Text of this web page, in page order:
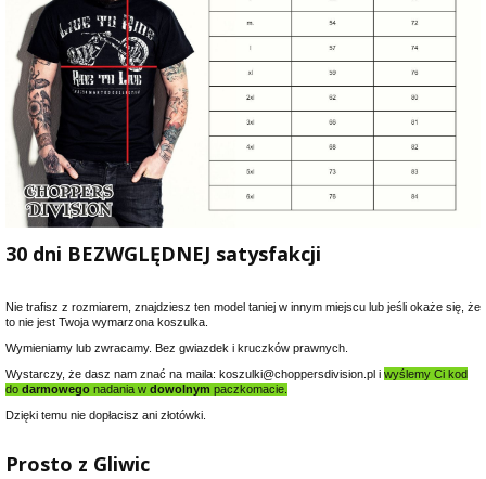
30 dni BEZWGLĘDNEJ satysfakcji
Nie trafisz z rozmiarem, znajdziesz ten model taniej w innym miejscu lub jeśli okaże się, że
to nie jest Twoja wymarzona koszulka.
Wymieniamy lub zwracamy. Bez gwiazdek i kruczków prawnych.
Wystarczy, że dasz nam znać na maila: koszulki@choppersdivision.pl i wyślemy Ci kod
do darmowego nadania w dowolnym paczkomacie.
Dzięki temu nie dopłacisz ani złotówki.
Prosto z Gliwic